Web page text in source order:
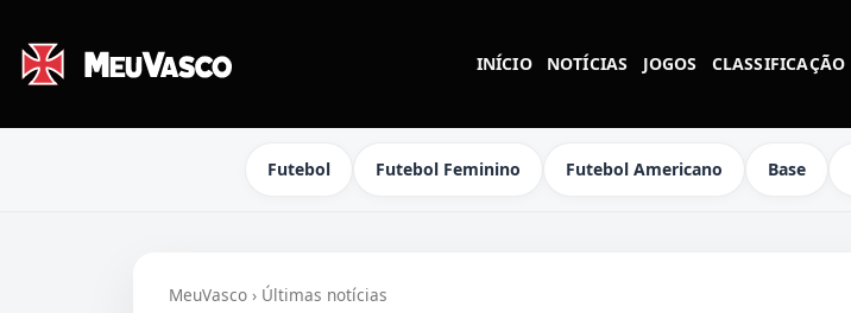
INÍCIO NOTÍCIAS JOGOS CLASSIFICAÇÃO
Futebol Futebol Feminino Futebol Americano Base
MeuVasco › Últimas notícias